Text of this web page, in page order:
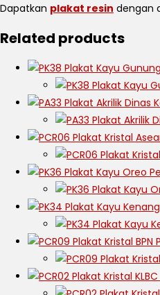
Dapatkan plakat resin dengan
Related products